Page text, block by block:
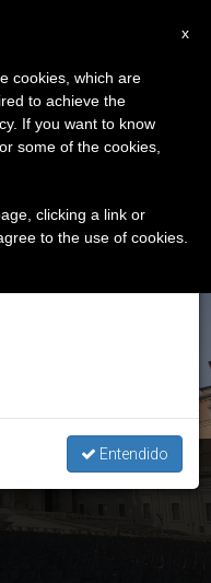
‘3 De
plaza y a la basílica de
×
haremos la pausa
periodo de verano
y también el
Entendido
x
cookies, which are
to achieve the
If you want to know
some of the cookies,
clicking a link or
to the use of cookies.